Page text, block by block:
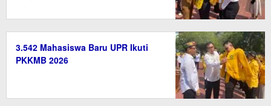
3.542 Mahasiswa Baru UPR Ikuti
PKKMB 2026